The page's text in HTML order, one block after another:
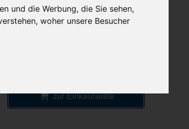
und die Werbung, die Sie sehen,
woher unsere Besucher
versandkostenfrei
& inkl. MwSt.
zur Einkaufsliste